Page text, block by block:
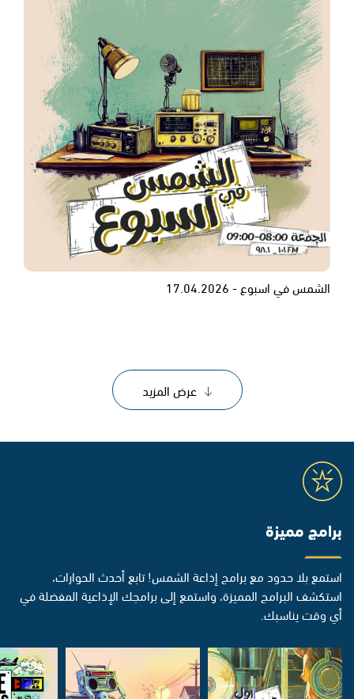
الشمس في اسبوع - 17.04.2026
عرض المزيد
برامج مميزة
استمع بلا حدود مع برامج إذاعة الشمس! تابع أحدث الحوارات،
استكشف البرامج المميزة، واستمع إلى برامجك الإذاعية المفضلة في
أي وقت يناسبك.